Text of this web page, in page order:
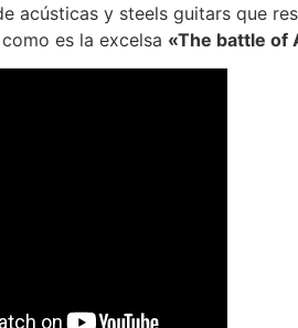
acústicas y steels guitars que
es la excelsa «The battle of